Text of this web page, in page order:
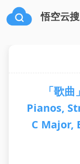
悟空云搜
「歌
Pianos,
C Major,